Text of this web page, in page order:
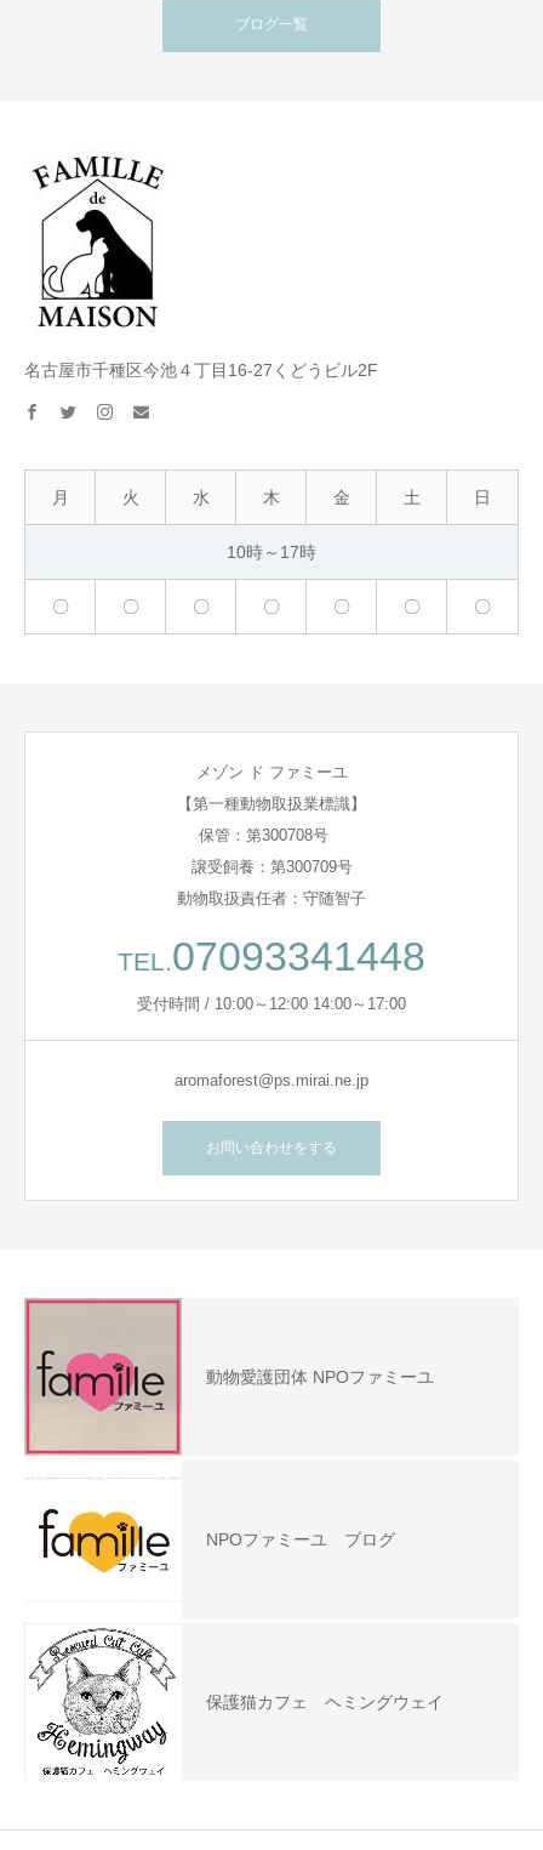
ブログ一覧
名古屋市千種区今池４丁目16-27くどうビル2F
facebooktwitterinstagram
月 火 水 木 金 土 日
10時～17時
〇 〇 〇 〇 〇 〇 〇
メゾン ド ファミーユ
【第一種動物取扱業標識】
保管：第300708号
譲受飼養：第300709号
動物取扱責任者：守随智子
TEL.07093341448
受付時間 / 10:00～12:00 14:00～17:00
aromaforest@ps.mirai.ne.jp
お問い合わせをする
動物愛護団体 NPOファミーユ
NPOファミーユ ブログ
保護猫カフェ ヘミングウェイ